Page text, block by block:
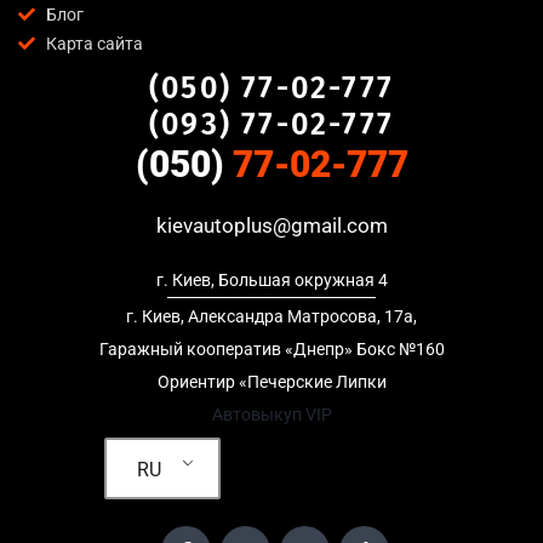
предоставляем полный пакет документов;
Гибкий подход
Лесной массив, Киев для осмотра авто и заключения
Честные цены — предлагаем до 95% от рыночной
стоимости даже за авто после аварии или с пробегом;
персональных данных, отсутствие посредников и “серых”
Любое состояние автомобиля— мы выкупаем авто после
ДТП, неисправные, не на ходу, с запретом на регистрацию,
в кредите и с просроченной страховкой.
Кому подойдет выкуп авто в Лесной
массив, Киев
Услуга выкуп авто в Лесной массив, Киев актуальна для:
Блог
Карта сайта
(050) 77-02-777
(093) 77-02-777
(050) 77-02-777
kievautoplus@gmail.com
г. Киев, Большая окружная 4
г. Киев, Александра Матросова, 17а,
Гаражный кооператив «Днепр» Бокс №160
Ориентир «Печерские Липки
Автовыкуп VIP
RU